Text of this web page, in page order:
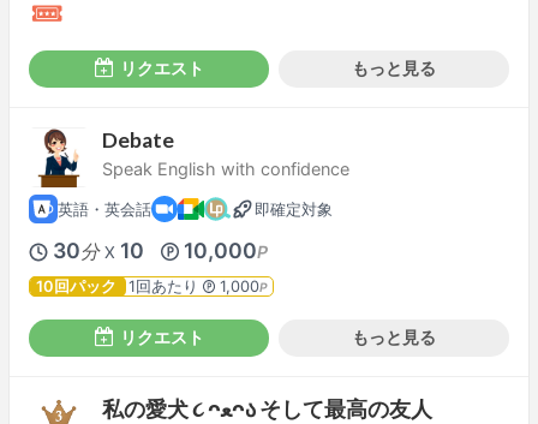
リクエスト もっと見る
Debate
Speak English with confidence
英語・英会話 即確定対象
30分 X 10 10,000P
10回パック 1回あたり 1,000P
リクエスト もっと見る
私の愛犬 ૮ ᴖﻌᴖა そして最高の友人